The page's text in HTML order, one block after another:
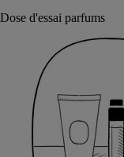
Dose d'essai parfums